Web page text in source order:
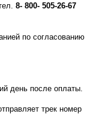
8- 800- 505-26-67
по согласованию
день после оплаты.
трек номер